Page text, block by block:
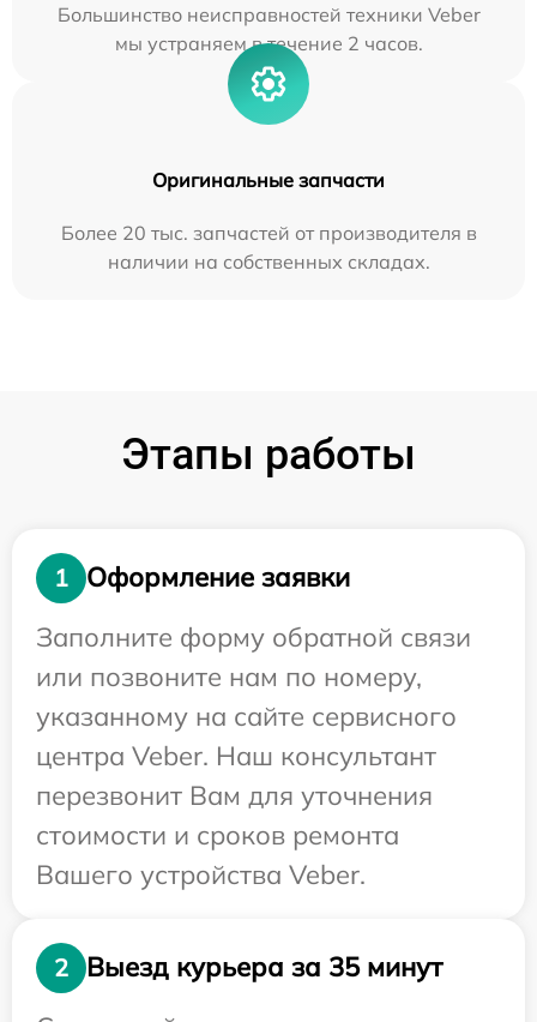
Большинство неисправностей техники Veber
мы устраняем в течение 2 часов.
Оригинальные запчасти
Более 20 тыс. запчастей от производителя в
наличии на собственных складах.
Этапы работы
1
Оформление заявки
Заполните форму обратной связи
или позвоните нам по номеру,
указанному на сайте сервисного
центра Veber. Наш консультант
перезвонит Вам для уточнения
стоимости и сроков ремонта
Вашего устройства Veber.
2
Выезд курьера за 35 минут